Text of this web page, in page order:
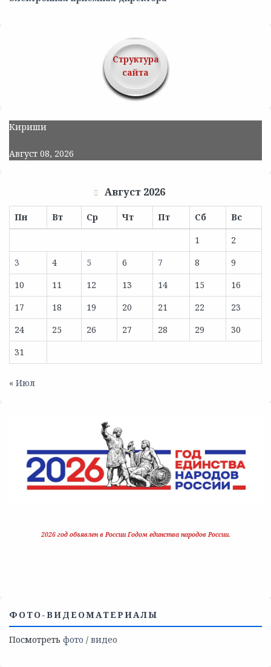
Структура
сайта
Кириши
Август 08, 2026
Август 2026
Пн Вт Ср Чт Пт Сб
Вс
1
2
3
4 5 6 7 8
9
10
11 12 13 14 15
16
17
18 19 20 21 22
23
24
25 26 27 28 29
30
31
« Июл
2026 год объявлен в России Годом единства народов России.
ФОТО-ВИДЕОМАТЕРИАЛЫ
Посмотреть фото / видео